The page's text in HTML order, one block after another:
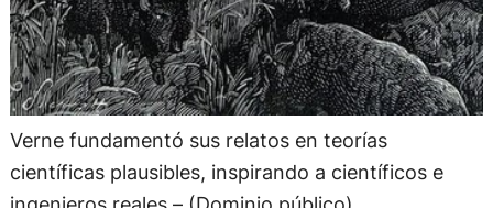
Verne fundamentó sus relatos en teorías
científicas plausibles, inspirando a científicos e